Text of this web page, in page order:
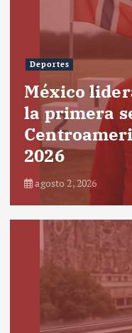
Deportes
México
la primera
2026
agosto 2, 2026